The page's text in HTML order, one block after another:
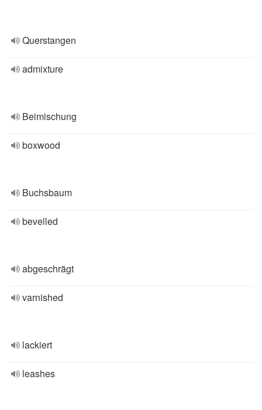
Querstangen
admixture
Beimischung
boxwood
Buchsbaum
bevelled
abgeschrägt
varnished
lackiert
leashes